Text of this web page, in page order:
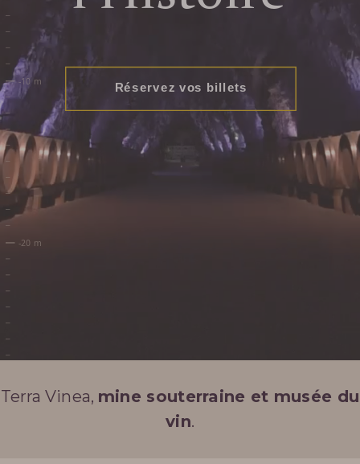
Réservez vos billets
Terra Vinea, mine souterraine et musée du
vin.